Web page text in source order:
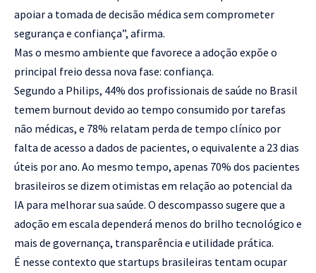
apoiar a tomada de decisão médica sem comprometer
segurança e confiança”, afirma.
Mas o mesmo ambiente que favorece a adoção expõe o
principal freio dessa nova fase: confiança.
Segundo a Philips, 44% dos profissionais de saúde no Brasil
temem burnout devido ao tempo consumido por tarefas
não médicas, e 78% relatam perda de tempo clínico por
falta de acesso a dados de pacientes, o equivalente a 23 dias
úteis por ano. Ao mesmo tempo, apenas 70% dos pacientes
brasileiros se dizem otimistas em relação ao potencial da
IA para melhorar sua saúde. O descompasso sugere que a
adoção em escala dependerá menos do brilho tecnológico e
mais de governança, transparência e utilidade prática.
É nesse contexto que startups brasileiras tentam ocupar